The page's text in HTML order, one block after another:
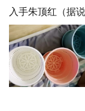
入手朱顶红（据